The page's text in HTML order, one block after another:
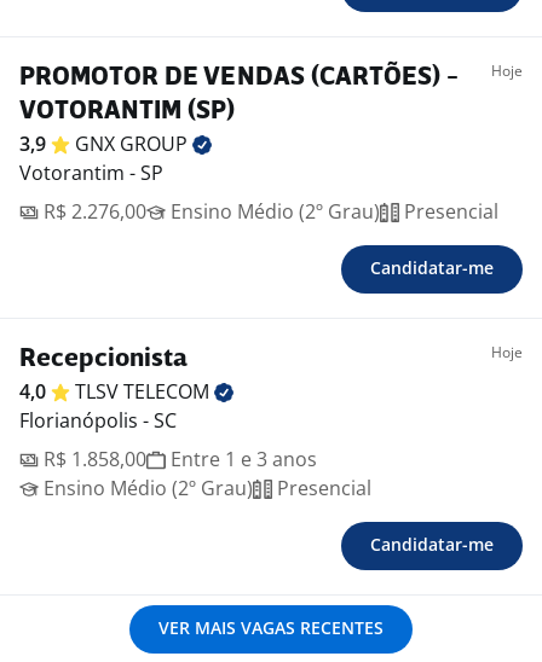
PROMOTOR DE VENDAS (CARTÕES) -
VOTORANTIM (SP)
Hoje
3,9 GNX GROUP
Votorantim - SP
R$ 2.276,00
Ensino Médio (2º Grau) Presencial
Candidatar-me
Recepcionista Hoje
4,0 TLSVTELECOM
Florianópolis - SC
R$ 1.858,00
Entre 1 e 3 anos
Ensino Médio (2º Grau)
Presencial
Candidatar-me
VER MAIS VAGAS RECENTES